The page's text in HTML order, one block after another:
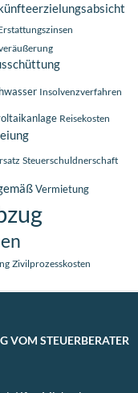
Insolvenzverfahren
Reisekosten
Steuerschuldnerschaft
Vermietung
Zivilprozesskosten
VOM STEUERBERATER